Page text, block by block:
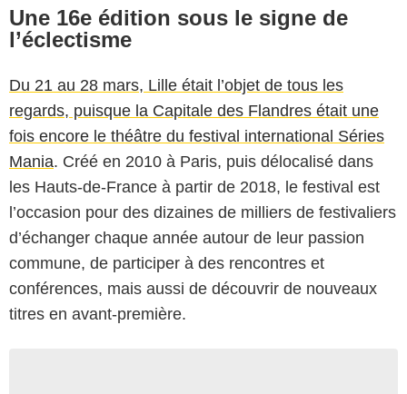
Une 16e édition sous le signe de
l’éclectisme
Du 21 au 28 mars, Lille était l’objet de tous les
regards, puisque la Capitale des Flandres était une
fois encore le théâtre du festival international Séries
Mania. Créé en 2010 à Paris, puis délocalisé dans
les Hauts-de-France à partir de 2018, le festival est
l’occasion pour des dizaines de milliers de festivaliers
d’échanger chaque année autour de leur passion
commune, de participer à des rencontres et
conférences, mais aussi de découvrir de nouveaux
titres en avant-première.